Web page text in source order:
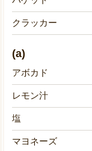
クラッカー
(a)
アボカド
レモン汁
塩
マヨネーズ